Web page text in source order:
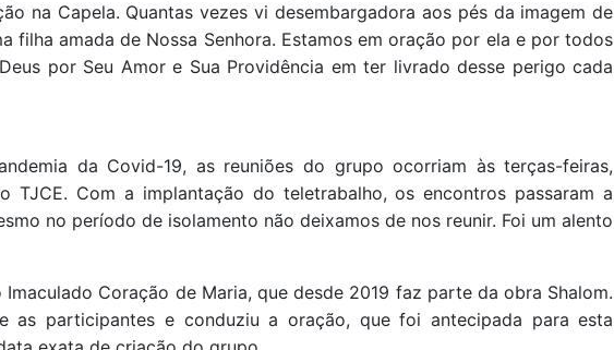
na Capela. Quantas vezes vi desembargadora aos pés da imagem de
filha amada de Nossa Senhora. Estamos em oração por ela e por todos
por Seu Amor e Sua Providência em ter livrado desse perigo cada
da Covid-19, as reuniões do grupo ocorriam às terças-feiras,
TJCE. Com a implantação do teletrabalho, os encontros passaram a
no período de isolamento não deixamos de nos reunir. Foi um alento
Coração de Maria, que desde 2019 faz parte da obra Shalom.
as participantes e conduziu a oração, que foi antecipada para esta